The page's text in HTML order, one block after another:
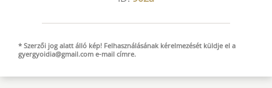
* Szerzői jog alatt álló kép! Felhasználásának kérelmezését küldje el a
gyergyoidia@gmail.com e-mail címre.